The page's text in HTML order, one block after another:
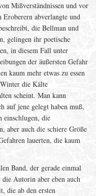
Mißverständnissen und vor
Eroberern abverlangte und
die Bellman und
gelingen ihr poetische
in diesem Fall unter
der äußersten Gefahr
kaum mehr etwas zu essen
die Kälte
scheint. Man kann
auf jene gelegt haben muß,
einschlugen, die
aber auch die schiere Größe
lauerten, die kaum
Band, der gerade einmal
Autorin aber eben auch
die ab den ersten